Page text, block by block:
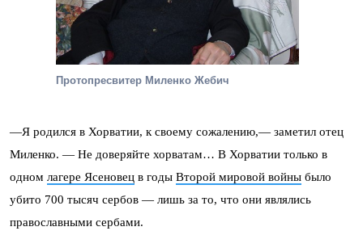
Протопресвитер Миленко Жебич
—Я родился в Хорватии, к своему сожалению,— заметил отец
Миленко. — Не доверяйте хорватам… В Хорватии только в
одном лагере Ясеновец в годы Второй мировой войны было
убито 700 тысяч сербов — лишь за то, что они являлись
православными сербами.